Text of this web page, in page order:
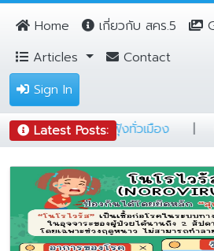
Home เกี่ยวกับ สคร.5
Articles
Contact
Sign In
Latest Posts:
มป์ต้องรู้|5 ข้อ ป้องกันฝุ่นฟุ้งทั่ว